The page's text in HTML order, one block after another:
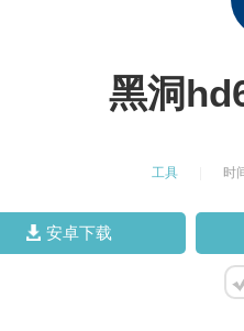
黑洞
工具 时
安卓下载